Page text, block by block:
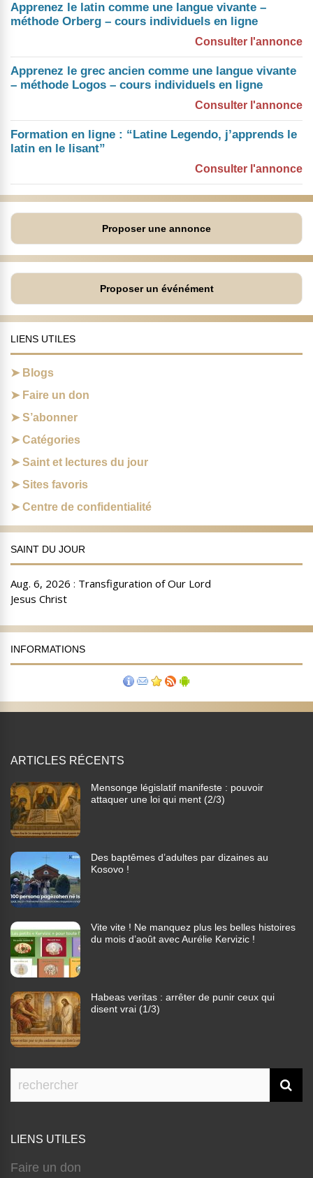
Apprenez le latin comme une langue vivante –
méthode Orberg – cours individuels en ligne
Consulter l'annonce
Apprenez le grec ancien comme une langue vivante
– méthode Logos – cours individuels en ligne
Consulter l'annonce
Formation en ligne : “Latine Legendo, j’apprends le
latin en le lisant”
Consulter l'annonce
Proposer une annonce
Proposer un événément
LIENS UTILES
Blogs
Faire un don
S’abonner
Catégories
Saint et lectures du jour
Sites favoris
Centre de confidentialité
SAINT DU JOUR
INFORMATIONS
ARTICLES RÉCENTS
Mensonge législatif manifeste : pouvoir
attaquer une loi qui ment (2/3)
Des baptêmes d’adultes par dizaines au
Kosovo !
Vite vite ! Ne manquez plus les belles histoires
du mois d’août avec Aurélie Kervizic !
Habeas veritas : arrêter de punir ceux qui
disent vrai (1/3)
LIENS UTILES
Faire un don